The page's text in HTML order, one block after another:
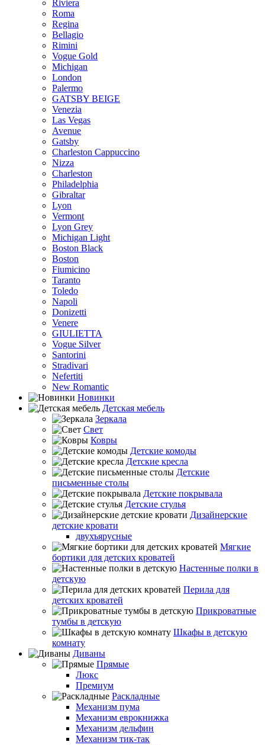
Riviera
Roma
Regina
Bellagio
Rimini
Vogue Gold
Michigan
London
Palermo
GATSBY BEIGE
Venezia
Las Vegas
Avenue
Gatsby
Charleston Cappuccino
Nizza
Charleston
Philadelphia
Gibraltar
Lyon
Vermont
Lyon Grey
Michigan Light
Boston Black
Boston
Fiumicino
Taranto
Toledo
Napoli
Donizetti
Venere
GIULIETTA
Vogue Silver
Santorini
Stradivari
Nefertiti
New Romantic
Новинки
Детская мебель
Зеркала
Свет
Ковры
Детские комоды
Детские кресла
Детские
письменные столы
Детские покрывала
Детские стулья
Дизайнерские
детские кровати
двухъярусные
Мягкие
бортики для детских кроватей
Настенные полки в
детскую
Перила для
детских кроватей
Прикроватные
тумбы в детскую
Шкафы в детскую
комнату
Диваны
Прямые
Люкс
Премиум
Раскладные
Механизм пума
Механизм еврокнижка
Механизм дельфин
Механизм тик-так